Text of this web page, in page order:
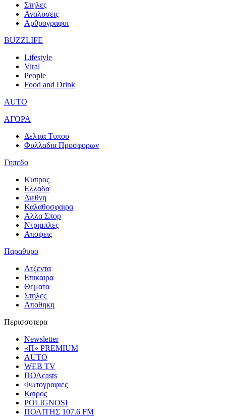
Στηλες
Αναλυσεις
Αρθρογραφοι
BUZZLIFE
Lifestyle
Viral
People
Food and Drink
AUTO
ΑΓΟΡΑ
Δελτια Τυπου
Φυλλαδια Προσφορων
Γηπεδο
Κυπρος
Ελλαδα
Διεθνη
Καλαθοσφαιρα
Αλλα Σπορ
Ντριμπλες
Αποψεις
Παραθυρο
Ατζεντα
Επικαιρα
Θεματα
Στηλες
Αποθηκη
Περισσοτερα
Newsletter
«Π» PREMIUM
AUTO
WEB TV
ΠΟΛcasts
Φωτογραφιες
Καιρος
POLIGNOSI
ΠΟΛΙΤΗΣ 107.6 FM